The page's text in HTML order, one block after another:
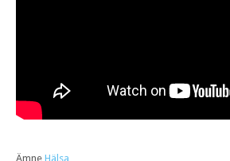
Ämne Hälsa